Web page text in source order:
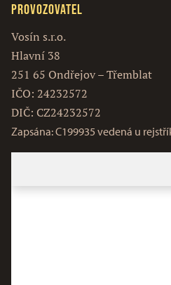
Provozovatel
Vosín s.r.o.
Hlavní 38
251 65 Ondřejov – Třemblat
IČO: 24232572
DIČ: CZ24232572
Zapsána: C199935 vedená u